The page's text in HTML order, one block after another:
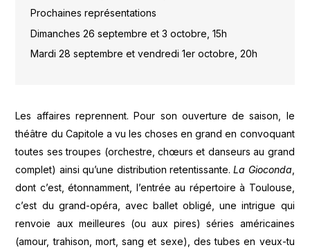
Prochaines représentations
Dimanches 26 septembre et 3 octobre, 15h
Mardi 28 septembre et vendredi 1er octobre, 20h
Les affaires reprennent. Pour son ouverture de saison, le
théâtre du Capitole a vu les choses en grand en convoquant
toutes ses troupes (orchestre, chœurs et danseurs au grand
complet) ainsi qu’une distribution retentissante.La Gioconda
dont c’est, étonnamment, l’entrée au répertoire à Toulouse,
c’est du grand-opéra, avec ballet obligé, une intrigue qui
renvoie aux meilleures (ou aux pires) séries américaines
(amour, trahison, mort, sang et sexe), des tubes en veux-tu